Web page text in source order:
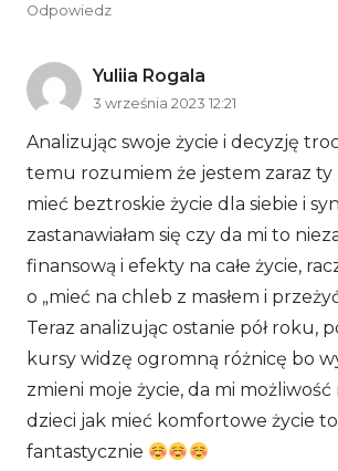
Odpowiedz
Yuliia Rogala
3 września 2023 12:21
Analizując swoje życie i decyzję
temu rozumiem że jestem zaraz ty
mieć beztroskie życie dla siebie i
zastanawiałam się czy da mi to
finansową i efekty na całe życie,
o „mieć na chleb z masłem i
Teraz analizując ostanie pół roku,
kursy widzę ogromną różnicę bo
zmieni moje życie, da mi
dzieci jak mieć komfortowe życie
fantastycznie